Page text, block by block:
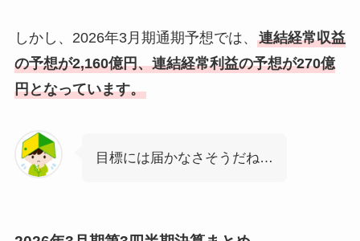
しかし、2026年3月期通期予想では、 連結経常収益
の予想が2,160億円、連結経常利益の予想が270億
円となっています。
目標には届かなさそうだね…